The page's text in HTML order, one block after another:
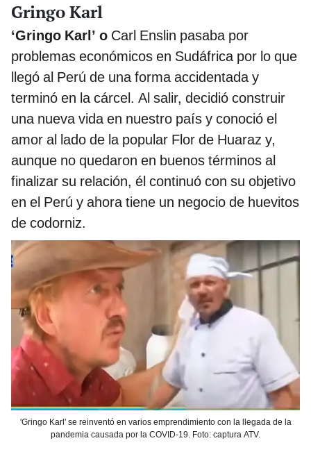
Gringo Karl
‘Gringo Karl’ o Carl Enslin pasaba por
problemas económicos en Sudáfrica por lo que
llegó al Perú de una forma accidentada y
terminó en la cárcel. Al salir, decidió construir
una nueva vida en nuestro país y conoció el
amor al lado de la popular Flor de Huaraz y,
aunque no quedaron en buenos términos al
finalizar su relación, él continuó con su objetivo
en el Perú y ahora tiene un negocio de huevitos
de codorniz.
'Gringo Karl' se reinventó en varios emprendimiento con la llegada de la
pandemia causada por la COVID-19. Foto: captura ATV.